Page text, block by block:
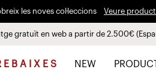
plaços fins a 3 mesos sense interessos 0%
les noves col·leccions Veure
gratuït en web a partir de 2.500€
E B A I X E S NEW